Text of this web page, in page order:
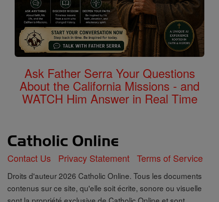
Ask Father Serra Your Questions
About the California Missions - and
WATCH Him Answer in Real Time
Contact Us Privacy Statement Terms of Service
Droits d'auteur 2026 Catholic Online. Tous les documents
contenus sur ce site, qu'elle soit écrite, sonore ou visuelle